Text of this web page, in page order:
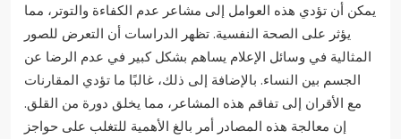
يمكن أن تؤدي هذه العوامل إلى مشاعر عدم الكفاءة والتوتر، مما
يؤثر على الصحة النفسية. تظهر الدراسات أن التعرض للصور
المثالية في وسائل الإعلام يساهم بشكل كبير في عدم الرضا عن
الجسم بين النساء. بالإضافة إلى ذلك، غالبًا ما تؤدي المقارنات
مع الأقران إلى تفاقم هذه المشاعر، مما يخلق دورة من القلق.
إن معالجة هذه المصادر أمر بالغ الأهمية للتغلب على حواجز